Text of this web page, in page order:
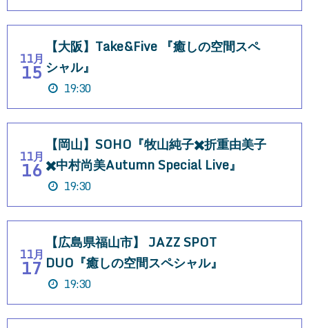
11月
15
【大阪】Take&Five 『癒しの空間スペ
シャル』
19:30
11月
16
【岡山】SOHO『牧山純子✖️折重由美子
✖️中村尚美Autumn Special Live』
19:30
11月
17
【広島県福山市】 JAZZ SPOT
DUO『癒しの空間スペシャル』
19:30